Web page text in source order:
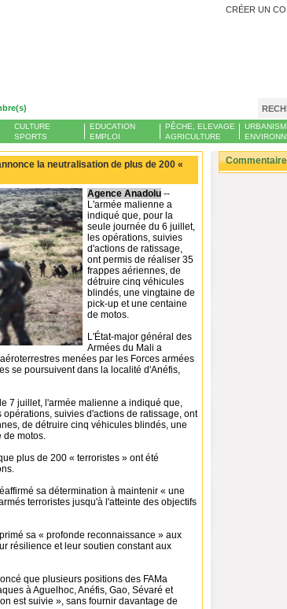
CRÉER UN
CULTURE
SPORTS
EDUCATION
EMPLOI
PÊCHE, ELEVAGE
AGRICULTURE
la neutralisation de plus de 200 «
Agence Anadolu --
L'armée malienne a
indiqué que, pour la
seule journée du 6 juillet,
les opérations, suivies
d'actions de ratissage,
ont permis de réaliser 35
frappes aériennes, de
détruire cinq véhicules
blindés, une vingtaine de
pick-up et une centaine
de motos.
L'État-major général des
Armées du Mali a
menées par les Forces armées
se poursuivent dans la localité d'Anéfis,
7 juillet, l'armée malienne a indiqué que,
suivies d'actions de ratissage, ont
de détruire cinq véhicules blindés, une
de motos.
plus de 200 « terroristes » ont été
sa détermination à maintenir « une
terroristes jusqu'à l'atteinte des objectifs
sa « profonde reconnaissance » aux
résilience et leur soutien constant aux
que plusieurs positions des FAMa
à Aguelhoc, Anéfis, Gao, Sévaré et
est suivie », sans fournir davantage de